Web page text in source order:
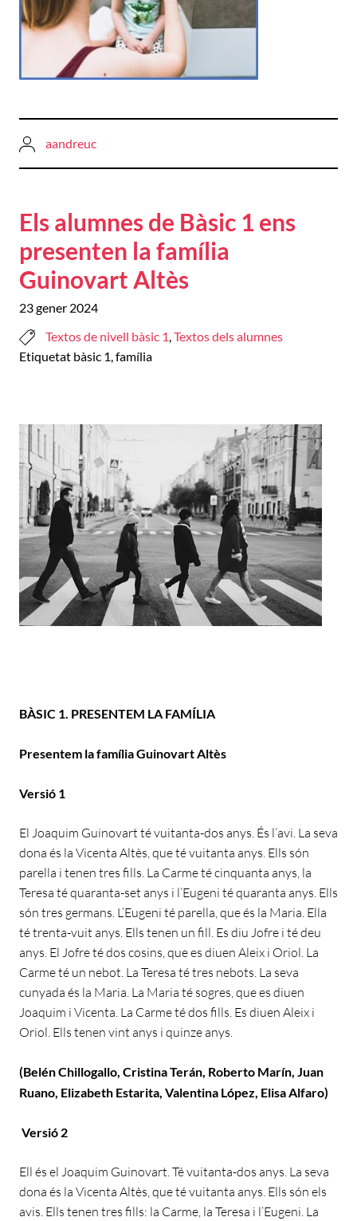
aandreuc
Els alumnes de Bàsic 1 ens
presenten la família
Guinovart Altès
23 gener 2024
Textos de nivell bàsic 1,Textos dels alumnes
Etiquetat bàsic 1,família
BÀSIC 1. PRESENTEM LA FAMÍLIA
Presentem la família Guinovart Altès
Versió 1
El Joaquim Guinovart té vuitanta-dos anys. És l’avi. La seva
dona és la Vicenta Altès, que té vuitanta anys. Ells són
parella i tenen tres fills. La Carme té cinquanta anys, la
Teresa té quaranta-set anys i l’Eugeni té quaranta anys. Ells
són tres germans. L’Eugeni té parella, que és la Maria. Ella
té trenta-vuit anys. Ells tenen un fill. Es diu Jofre i té deu
anys. El Jofre té dos cosins, que es diuen Aleix i Oriol. La
Carme té un nebot. La Teresa té tres nebots. La seva
cunyada és la Maria. La Maria té sogres, que es diuen
Joaquim i Vicenta. La Carme té dos fills. Es diuen Aleix i
Oriol. Ells tenen vint anys i quinze anys.
(Belén Chillogallo, Cristina Terán, Roberto Marín, Juan
Ruano, Elizabeth Estarita, Valentina López, Elisa Alfaro)
Versió 2
Ell és el Joaquim Guinovart. Té vuitanta-dos anys. La seva
dona és la Vicenta Altès, que té vuitanta anys. Ells són els
avis. Ells tenen tres fills: la Carme, la Teresa i l’Eugeni. La